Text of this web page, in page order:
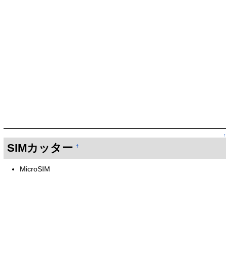
↑
SIMカッター †
MicroSIM